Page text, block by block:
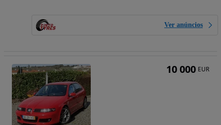
Ver anúncios
10 000 EUR